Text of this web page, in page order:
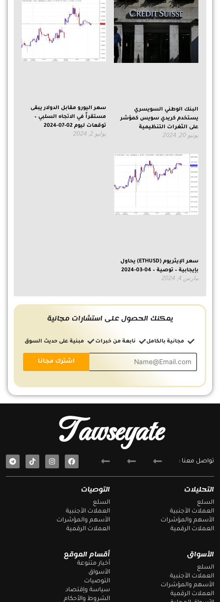
البنك الوطني السويسري
يستخدم كريدي سويس كمؤشر
على الثغرات التنظيمية
يونيو 20, 2024
سعر اليورو مقابل الدولار يبقى
مستقراً في الاتجاه السلبي –
توقعات ليوم 02-07-2024
يوليو 2, 2024
سعر الإيثريوم (ETHUSD) يحاول
بإيجابية – توصية – 04-03-2024
مارس 4, 2024
يمكنك الحصول على استشارات مجانية
مجانية بالكامل نابعة من خبرات مبنية على حديث السوق
أقسام الموقع
أخبار متنوعة
الأسواق
التوصيات
سياسة وإقتصاد
الشروط والأحكام
الأسواق
السلع
العملات الأجنبية
الأسهم والمؤشرات
العملات الرقمية
التوصيات
السلع
العملات الأجنبية
الأسهم والمؤشرات
العملات الرقمية
التحليلات
السلع
العملات الأجنبية
الأسهم والمؤشرات
العملات الرقمية
Tawseyate
تواصل معنا :
F
a
e
T
e
e